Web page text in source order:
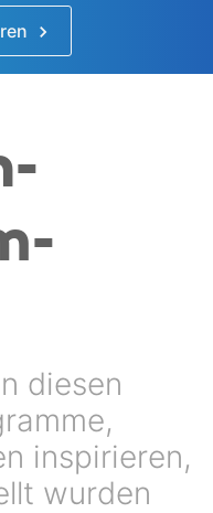
diesen
inspirieren,
wurden